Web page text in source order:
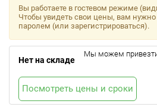
Вы работаете в гостевом режиме
Чтобы увидеть свои цены, вам
паролем (или зарегистрироваться).
Нет на складе
Мы можем привезти
Посмотреть цены и сроки